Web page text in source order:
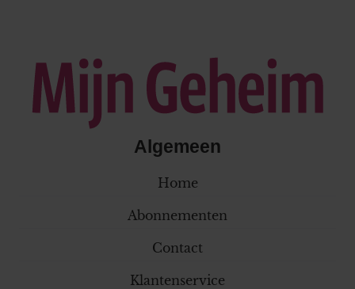
Algemeen
Home
Abonnementen
Contact
Klantenservice